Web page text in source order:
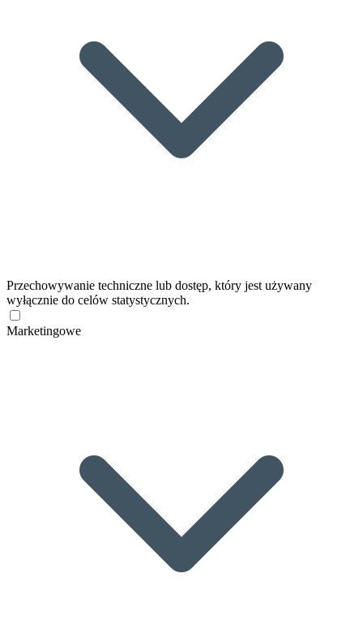
Przechowywanie techniczne lub dostęp, który jest używany
wyłącznie do celów statystycznych.
Marketingowe